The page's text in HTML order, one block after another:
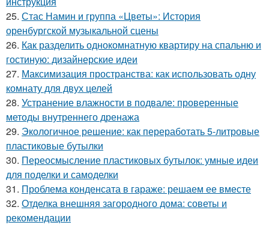
25. Стас Намин и группа «Цветы»: История
оренбургской музыкальной сцены
26. Как разделить однокомнатную квартиру на спальню и
гостиную: дизайнерские идеи
27. Максимизация пространства: как использовать одну
комнату для двух целей
28. Устранение влажности в подвале: проверенные
методы внутреннего дренажа
29. Экологичное решение: как переработать 5-литровые
пластиковые бутылки
30. Переосмысление пластиковых бутылок: умные идеи
для поделки и самоделки
31. Проблема конденсата в гараже: решаем ее вместе
32. Отделка внешняя загородного дома: советы и
рекомендации